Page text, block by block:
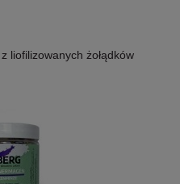
liofilizowanych żołądków